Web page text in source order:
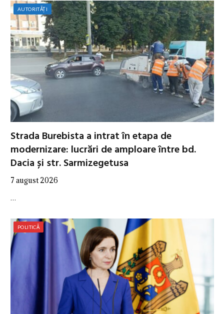
AUTORITĂȚI
Strada Burebista a intrat în etapa de
modernizare: lucrări de amploare între bd.
Dacia și str. Sarmizegetusa
7 august 2026
…
POLITICĂ